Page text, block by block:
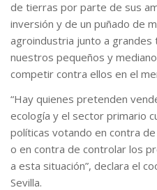
de tierras por parte de sus
inversión y de un puñado de
agroindustria junto a
nuestros pequeños y
competir contra ellos en el
“Hay quienes pretenden
ecología y el sector primario
políticas votando en contra
o en contra de controlar los
a esta situación”, declara el
Sevilla.